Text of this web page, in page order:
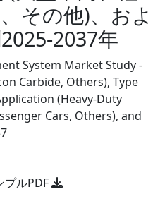
その他)、およ
2037年
System Market Study -
Carbide, Others), Type
(Heavy-Duty
Cars, Others), and
プルPDF